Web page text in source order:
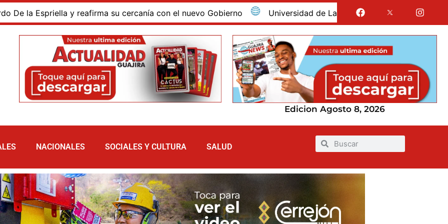
y reafirma su cercanía con el nuevo Gobierno Universidad de La Guajira celebró la obtención del
Edicion Agosto 8, 2026
NACIONALES SOCIALES Y CULTURA SALUD